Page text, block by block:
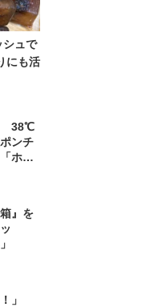
シュで
にも活
38℃
ンチ
ホン
』を
！」